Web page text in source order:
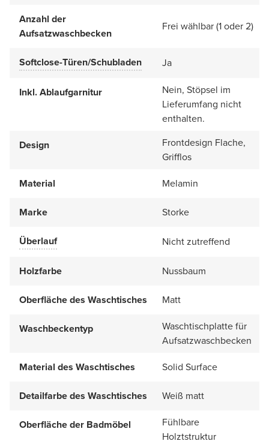
Anzahl der
Aufsatzwaschbecken
Frei wählbar (1 oder 2)
Softclose-Türen/Schubladen Ja
Inkl. Ablaufgarnitur
Nein, Stöpsel im
Lieferumfang nicht
enthalten.
Design
Frontdesign Flache,
Grifflos
Material
Melamin
Marke Storke
Überlauf Nicht zutreffend
Holzfarbe Nussbaum
Oberfläche des Waschtisches Matt
Waschbeckentyp
Waschtischplatte für
Aufsatzwaschbecken
Material des Waschtisches
Solid Surface
Detailfarbe des Waschtisches Weiß matt
Oberfläche der Badmöbel
Fühlbare
Holztstruktur